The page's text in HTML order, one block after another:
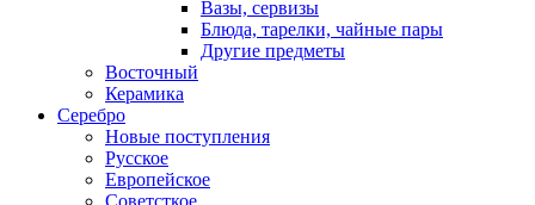
Вазы, сервизы
Блюда, тарелки, чайные пары
Другие предметы
Восточный
Керамика
Серебро
Новые поступления
Русское
Европейское
Советсткое